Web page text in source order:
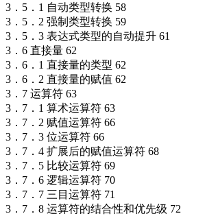
3．5．1 自动类型转换 58
3．5．2 强制类型转换 59
3．5．3 表达式类型的自动提升 61
3．6 直接量 62
3．6．1 直接量的类型 62
3．6．2 直接量的赋值 62
3．7 运算符 63
3．7．1 算术运算符 63
3．7．2 赋值运算符 66
3．7．3 位运算符 66
3．7．4 扩展后的赋值运算符 68
3．7．5 比较运算符 69
3．7．6 逻辑运算符 70
3．7．7 三目运算符 71
3．7．8 运算符的结合性和优先级 72